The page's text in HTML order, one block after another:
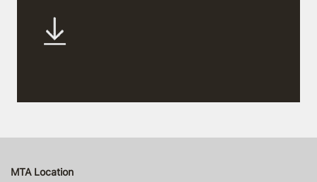
MTA Location